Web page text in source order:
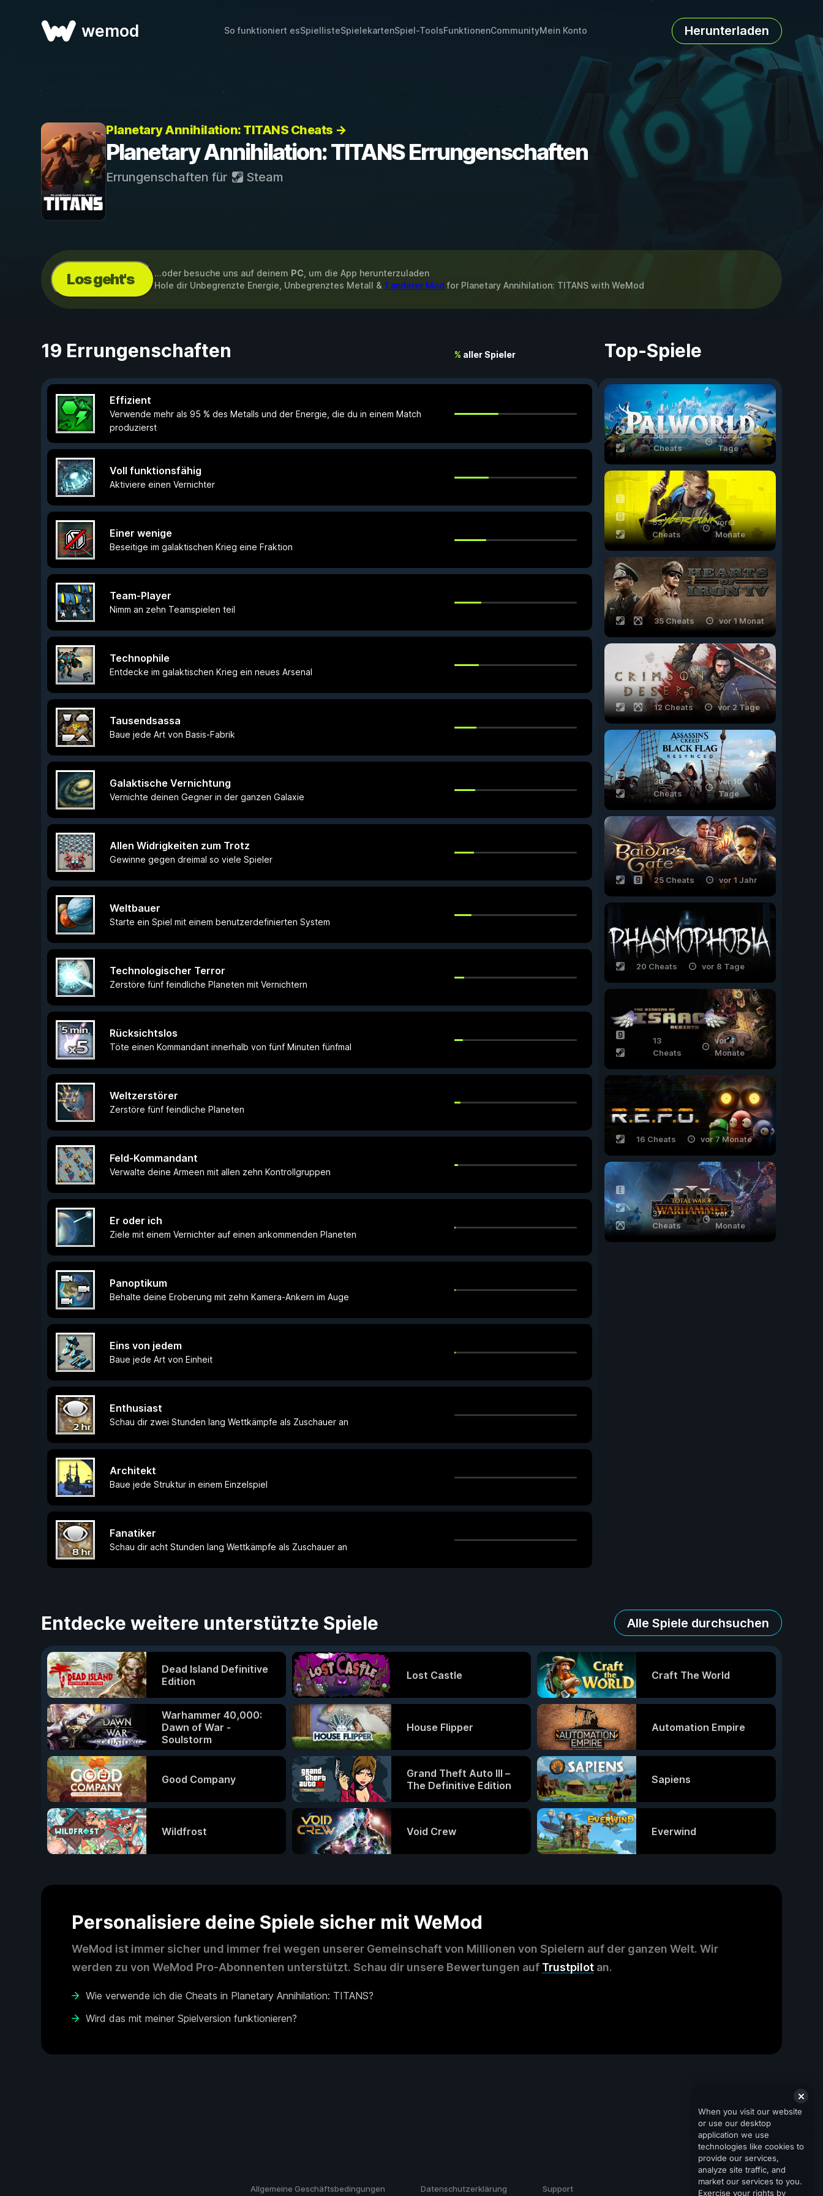
wemod So funktioniert esSpiellisteSpielekartenSpiel-ToolsFunktionenCommunityMein Konto Herunterladen
Planetary Annihilation: TITANS Cheats →
Planetary Annihilation: TITANS Errungenschaften
Errungenschaften für Steam
Los geht's ...oder besuche uns auf deinem PC , um die App herunterzuladen
Hole dir Unbegrenzte Energie, Unbegrenztes Metall & 1 anderer Mod for Planetary Annihilation: TITANS with WeMod
19 Errungenschaften % aller Spieler
Effizient
Verwende mehr als 95 % des Metalls und der Energie, die du in einem Match
produzierst
Voll funktionsfähig
Aktiviere einen Vernichter
Einer wenige
Beseitige im galaktischen Krieg eine Fraktion
Team-Player
Nimm an zehn Teamspielen teil
Technophile
Entdecke im galaktischen Krieg ein neues Arsenal
Tausendsassa
Baue jede Art von Basis-Fabrik
Galaktische Vernichtung
Vernichte deinen Gegner in der ganzen Galaxie
Allen Widrigkeiten zum Trotz
Gewinne gegen dreimal so viele Spieler
Weltbauer
Starte ein Spiel mit einem benutzerdefinierten System
Technologischer Terror
Zerstöre fünf feindliche Planeten mit Vernichtern
Rücksichtslos
Töte einen Kommandant innerhalb von fünf Minuten fünfmal
Weltzerstörer
Zerstöre fünf feindliche Planeten
Feld-Kommandant
Verwalte deine Armeen mit allen zehn Kontrollgruppen
Er oder ich
Ziele mit einem Vernichter auf einen ankommenden Planeten
Panoptikum
Behalte deine Eroberung mit zehn Kamera-Ankern im Auge
Eins von jedem
Baue jede Art von Einheit
Enthusiast
Schau dir zwei Stunden lang Wettkämpfe als Zuschauer an
Architekt
Baue jede Struktur in einem Einzelspiel
Fanatiker
Schau dir acht Stunden lang Wettkämpfe als Zuschauer an
Top-Spiele
56
Cheats
vor 24
Tage
53
Cheats
vor 3
Monate
35 Cheats vor 1 Monat
12 Cheats vor 2 Tage
30
Cheats
vor 10
Tage
25 Cheats vor 1 Jahr
20 Cheats vor 8 Tage
13
Cheats
vor 4
Monate
16 Cheats vor 7 Monate
37
Cheats
vor 2
Monate
Entdecke weitere unterstützte Spiele Alle Spiele durchsuchen
Dead Island Definitive
Edition
Lost Castle Craft The World
Warhammer 40,000:
Dawn of War -
Soulstorm
House Flipper Automation Empire
Good Company
Grand Theft Auto III –
The Definitive Edition
Sapiens
Wildfrost Void Crew Everwind
Personalisiere deine Spiele sicher mit WeMod
WeMod ist immer sicher und immer frei wegen unserer Gemeinschaft von Millionen von Spielern auf der ganzen Welt. Wir
werden zu von WeMod Pro-Abonnenten unterstützt. Schau dir unsere Bewertungen auf Trustpilot an.
Wie verwende ich die Cheats in Planetary Annihilation: TITANS?
Wird das mit meiner Spielversion funktionieren?
Allgemeine Geschäftsbedingungen Datenschutzerklärung Support
When you visit our website
or use our desktop
application we use
technologies like cookies to
provide our services,
analyze site traffic, and
market our services to you.
Exercise your rights by